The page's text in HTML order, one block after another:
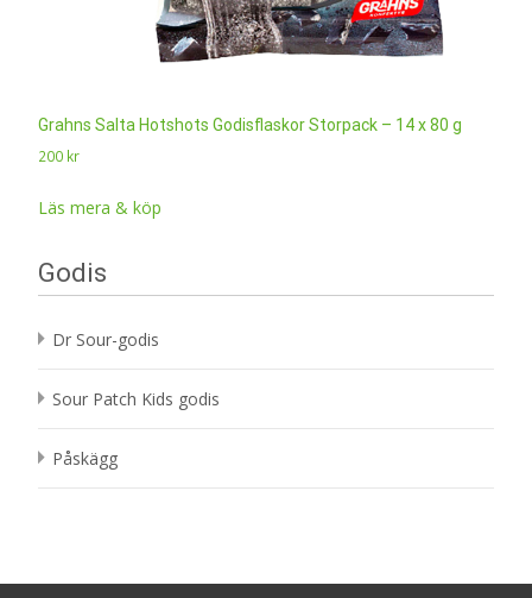
Grahns Salta Hotshots Godisflaskor Storpack – 14 x 80 g
200 kr
Läs mera & köp
Godis
Dr Sour-godis
Sour Patch Kids godis
Påskägg